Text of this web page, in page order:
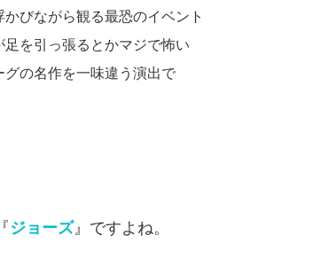
びながら観る最恐のイベント
を引っ張るとかマジで怖い
の名作を一味違う演出で
ジョーズ』ですよね。